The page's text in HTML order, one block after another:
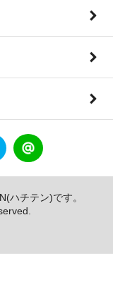
ハチテン)です。